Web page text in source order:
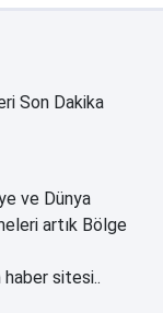
Son Dakika
ve Dünya
artık Bölge
haber sitesi..